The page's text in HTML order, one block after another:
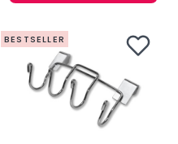
BESTSELLER